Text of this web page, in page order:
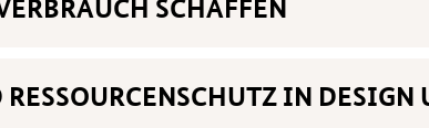
SCHAFFEN
IN DESIGN